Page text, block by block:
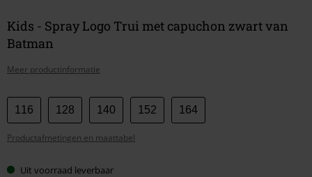
Kids - Spray Logo Trui met capuchon zwart van
Batman
Meer productinformatie
Kies
je
maat
116 128 140 152 164
Productafmetingen en maattabel
Uit voorraad leverbaar